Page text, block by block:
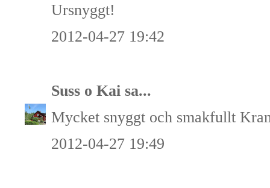
Ursnyggt!
2012-04-27 19:42
Suss o Kai sa...
Mycket snyggt och smakfullt
2012-04-27 19:49